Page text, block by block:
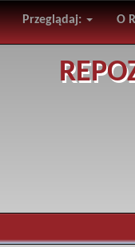
Przeglądaj: O